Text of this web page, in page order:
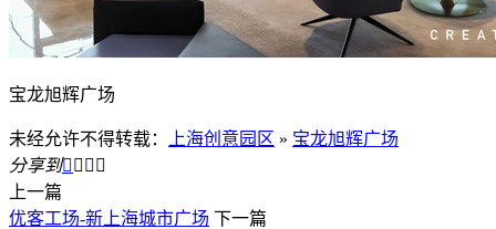
宝龙旭辉广场
未经允许不得转载： 上海创意园区 » 宝龙旭辉广场
分享到   
上一篇
优客工场-新上海城市广场 下一篇